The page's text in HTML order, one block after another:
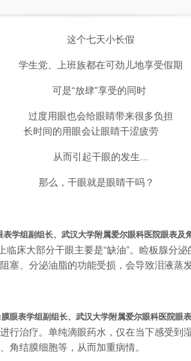
这个七天小长假
​学生党、上班族都在可劲儿地享受假期
​可是“放肆”享受的同时
​过度用眼也会给眼睛带来很多负担
长时间的用眼会让眼睛干涩疲劳
​从而引起干眼的发生...
​那么，干眼就是眼睛干吗？
学组副组长、武汉大学附属爱尔眼科医院眼表及
临床大部分干眼主要是“缺油”。睑板腺分
塞、分泌油脂的功能受损，会导致泪液蒸发
眼表学组副组长、武汉大学附属爱尔眼科医院眼
行治疗。单纯滴眼药水，仅在当下感受到
角结膜细胞等，从而加重病情。